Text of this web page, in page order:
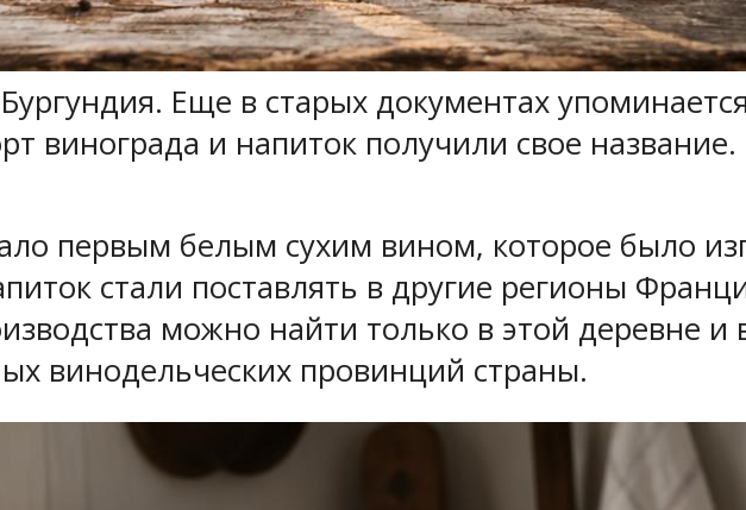
Еще в старых документах
винограда и напиток получили свое название.
первым белым сухим вином, которое было
стали поставлять в другие регионы
можно найти только в этой деревне
винодельческих провинций страны.